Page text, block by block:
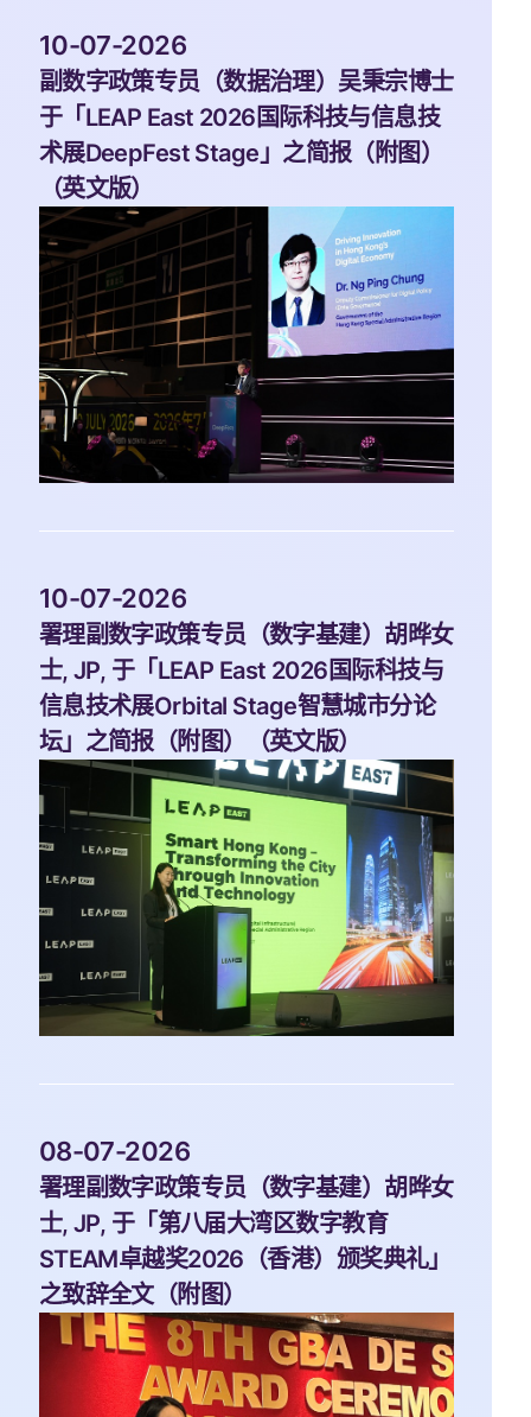
10-07-2026
副数字政策专员（数据治理）吴秉宗博士
于「LEAP East 2026国际科技与信息技
术展DeepFest Stage」之简报（附图）
（英文版）
10-07-2026
署理副数字政策专员（数字基建）胡晔女
士, JP, 于「LEAP East 2026国际科技与
信息技术展Orbital Stage智慧城市分论
坛」之简报（附图）（英文版）
08-07-2026
署理副数字政策专员（数字基建）胡晔女
士, JP, 于「第八届大湾区数字教育
STEAM卓越奖2026（香港）颁奖典礼」
之致辞全文（附图）